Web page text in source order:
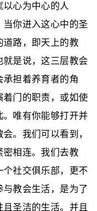
以心为中心的人
当你进入这心中的圣
道路，即天上的教
就是说，这三层教会
担着养育者的角
门的职责，或如使
唯有你能够打开并
。我们可以看到，
密相连。我们去教
社交俱乐部，更不
教会生活，是为了
圣洁的生活。并且